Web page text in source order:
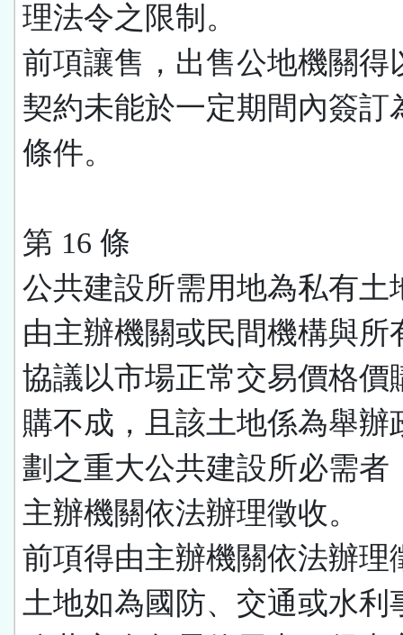
理法令之限制。
前項讓售，出售公地機關得
契約未能於一定期間內簽訂
條件。
第 16 條
公共建設所需用地為私有土
由主辦機關或民間機構與所
協議以市場正常交易價格價
購不成，且該土地係為舉辦
劃之重大公共建設所必需者
主辦機關依法辦理徵收。
前項得由主辦機關依法辦理
土地如為國防、交通或水利